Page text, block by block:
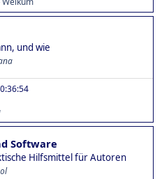
und wie
Software
Hilfsmittel für Autoren